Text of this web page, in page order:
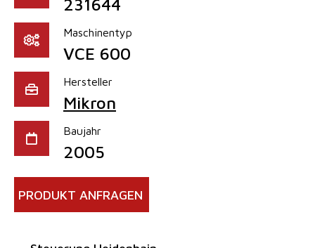
231644
Maschinentyp
VCE 600
Hersteller
Mikron
Baujahr
2005
PRODUKT ANFRAGEN